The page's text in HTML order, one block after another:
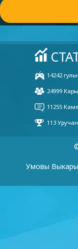
Умовы